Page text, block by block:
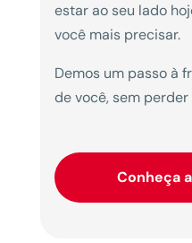
estar ao seu lado
você mais precisar.
Demos um passo à
de você, sem
Conheça